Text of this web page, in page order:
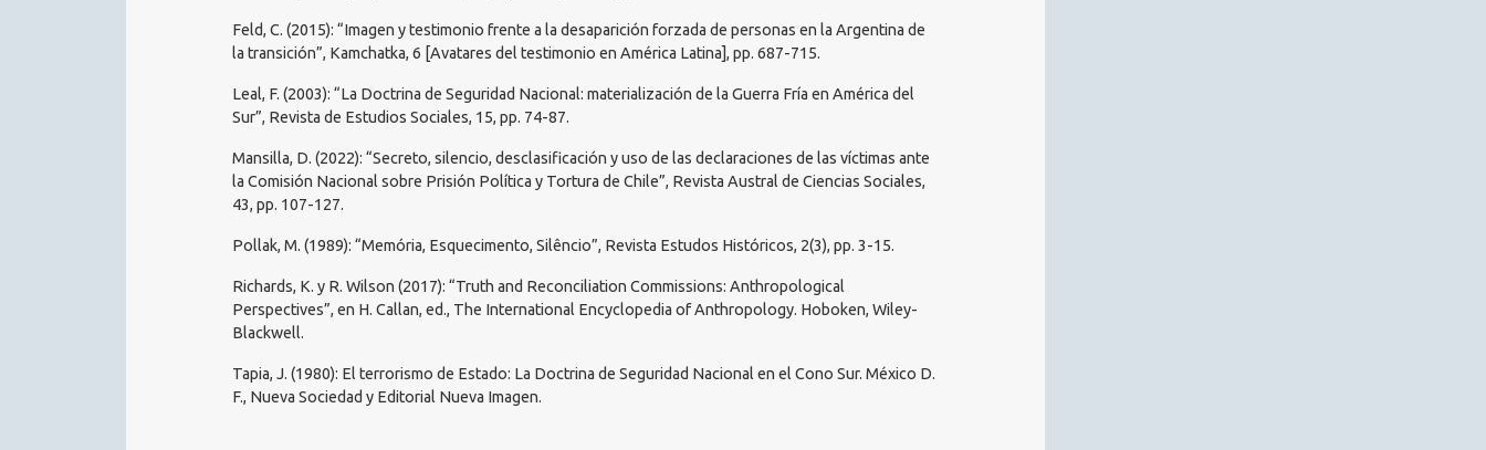
Feld, C. (2015): “Imagen y testimonio frente a la desaparición forzada de personas en la Argentina de
la transición”, Kamchatka, 6 [Avatares del testimonio en América Latina], pp. 687-715.
Leal, F. (2003): “La Doctrina de Seguridad Nacional: materialización de la Guerra Fría en América del
Sur”, Revista de Estudios Sociales, 15, pp. 74-87.
Mansilla, D. (2022): “Secreto, silencio, desclasificación y uso de las declaraciones de las víctimas ante
la Comisión Nacional sobre Prisión Política y Tortura de Chile”, Revista Austral de Ciencias Sociales,
43, pp. 107-127.
Pollak, M. (1989): “Memória, Esquecimento, Silêncio”, Revista Estudos Históricos, 2(3), pp. 3-15.
Richards, K. y R. Wilson (2017): “Truth and Reconciliation Commissions: Anthropological
Perspectives”, en H. Callan, ed., The International Encyclopedia of Anthropology. Hoboken, Wiley-
Blackwell.
Tapia, J. (1980): El terrorismo de Estado: La Doctrina de Seguridad Nacional en el Cono Sur. México D.
F., Nueva Sociedad y Editorial Nueva Imagen.